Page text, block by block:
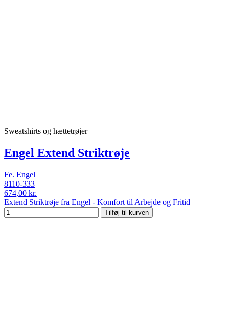
Sweatshirts og hættetrøjer
Engel Extend Striktrøje
Fe. Engel
8110-333
674,00 kr.
Extend Striktrøje fra Engel - Komfort til Arbejde og Fritid
Tilføj til kurven